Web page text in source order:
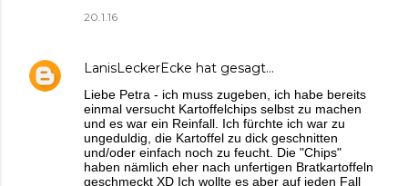
20.1.16
LanisLeckerEcke hat gesagt…
Liebe Petra - ich muss zugeben, ich habe bereits
einmal versucht Kartoffelchips selbst zu machen
und es war ein Reinfall. Ich fürchte ich war zu
ungeduldig, die Kartoffel zu dick geschnitten
und/oder einfach noch zu feucht. Die "Chips"
haben nämlich eher nach unfertigen Bratkartoffeln
geschmeckt XD Ich wollte es aber auf jeden Fall